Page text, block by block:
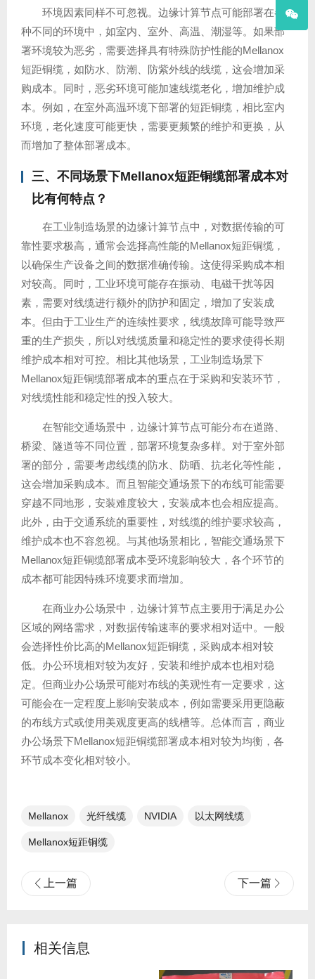
环境因素同样不可忽视。边缘计算节点可能部署在各
种不同的环境中，如室内、室外、高温、潮湿等。如果部
署环境较为恶劣，需要选择具有特殊防护性能的Mellanox
短距铜缆，如防水、防潮、防紫外线的线缆，这会增加采
购成本。同时，恶劣环境可能加速线缆老化，增加维护成
本。例如，在室外高温环境下部署的短距铜缆，相比室内
环境，老化速度可能更快，需要更频繁的维护和更换，从
而增加了整体部署成本。
三、不同场景下Mellanox短距铜缆部署成本对
比有何特点？
在工业制造场景的边缘计算节点中，对数据传输的可
靠性要求极高，通常会选择高性能的Mellanox短距铜缆，
以确保生产设备之间的数据准确传输。这使得采购成本相
对较高。同时，工业环境可能存在振动、电磁干扰等因
素，需要对线缆进行额外的防护和固定，增加了安装成
本。但由于工业生产的连续性要求，线缆故障可能导致严
重的生产损失，所以对线缆质量和稳定性的要求使得长期
维护成本相对可控。相比其他场景，工业制造场景下
Mellanox短距铜缆部署成本的重点在于采购和安装环节，
对线缆性能和稳定性的投入较大。
在智能交通场景中，边缘计算节点可能分布在道路、
桥梁、隧道等不同位置，部署环境复杂多样。对于室外部
署的部分，需要考虑线缆的防水、防晒、抗老化等性能，
这会增加采购成本。而且智能交通场景下的布线可能需要
穿越不同地形，安装难度较大，安装成本也会相应提高。
此外，由于交通系统的重要性，对线缆的维护要求较高，
维护成本也不容忽视。与其他场景相比，智能交通场景下
Mellanox短距铜缆部署成本受环境影响较大，各个环节的
成本都可能因特殊环境要求而增加。
在商业办公场景中，边缘计算节点主要用于满足办公
区域的网络需求，对数据传输速率的要求相对适中。一般
会选择性价比高的Mellanox短距铜缆，采购成本相对较
低。办公环境相对较为友好，安装和维护成本也相对稳
定。但商业办公场景可能对布线的美观性有一定要求，这
可能会在一定程度上影响安装成本，例如需要采用更隐蔽
的布线方式或使用美观度更高的线槽等。总体而言，商业
办公场景下Mellanox短距铜缆部署成本相对较为均衡，各
环节成本变化相对较小。
Mellanox 光纤线缆​ NVIDIA 以太网线缆
Mellanox短距铜缆
上一篇 下一篇
相关信息